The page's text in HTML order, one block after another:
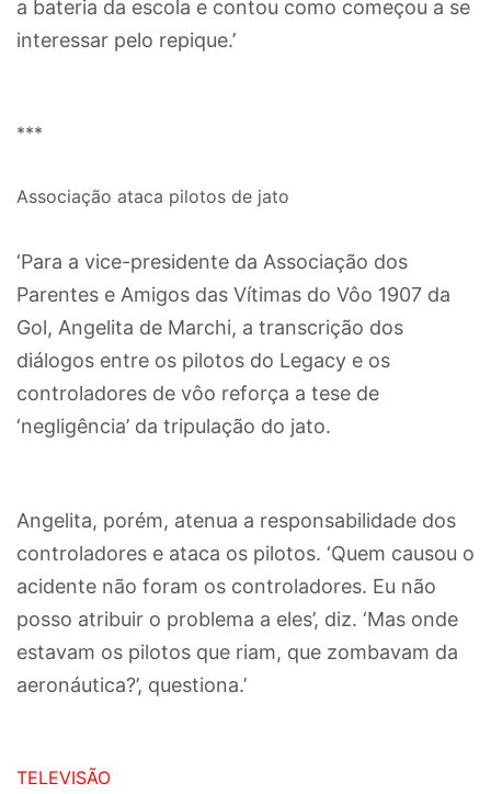
a bateria da escola e contou como começou a se
interessar pelo repique.’
***
Associação ataca pilotos de jato
‘Para a vice-presidente da Associação dos
Parentes e Amigos das Vítimas do Vôo 1907 da
Gol, Angelita de Marchi, a transcrição dos
diálogos entre os pilotos do Legacy e os
controladores de vôo reforça a tese de
‘negligência’ da tripulação do jato.
Angelita, porém, atenua a responsabilidade dos
controladores e ataca os pilotos. ‘Quem causou o
acidente não foram os controladores. Eu não
posso atribuir o problema a eles’, diz. ‘Mas onde
estavam os pilotos que riam, que zombavam da
aeronáutica?’, questiona.’
TELEVISÃO